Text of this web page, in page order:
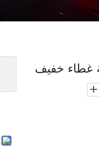
غطاء خفيف